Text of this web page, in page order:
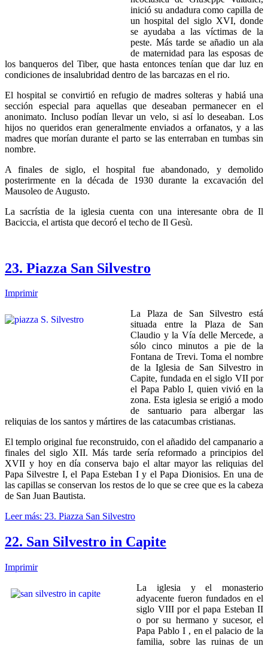
inició su andadura como capilla de
un hospital del siglo XVI, donde
se ayudaba a las víctimas de la
peste. Más tarde se añadio un ala
de maternidad para las esposas de
los banqueros del Tiber, que hasta entonces tenían que dar luz en
condiciones de insalubridad dentro de las barcazas en el rio.
El hospital se convirtió en refugio de madres solteras y habiá una
sección especial para aquellas que deseaban permanecer en el
anonimato. Incluso podían llevar un velo, si así lo deseaban. Los
hijos no queridos eran generalmente enviados a orfanatos, y a las
madres que morían durante el parto se las enterraban en tumbas sin
nombre.
A finales de siglo, el hospital fue abandonado, y demolido
posterirmente en la década de 1930 durante la excavación del
Mausoleo de Augusto.
La sacrístia de la iglesia cuenta con una interesante obra de Il
Baciccia, el artista que decoró el techo de Il Gesù.
23. Piazza San Silvestro
Imprimir
La Plaza de San Silvestro está
situada entre la Plaza de San
Claudio y la Vía delle Mercede, a
sólo cinco minutos a pie de la
Fontana de Trevi. Toma el nombre
de la Iglesia de San Silvestro in
Capite, fundada en el siglo VII por
el Papa Pablo I, quien vivió en la
zona. Esta iglesia se erigió a modo
de santuario para albergar las
reliquias de los santos y mártires de las catacumbas cristianas.
El templo original fue reconstruido, con el añadido del campanario a
finales del siglo XII. Más tarde sería reformado a principios del
XVII y hoy en día conserva bajo el altar mayor las reliquias del
Papa Silvestre I, el Papa Esteban I y el Papa Dionisios. En una de
las capillas se conservan los restos de lo que se cree que es la cabeza
de San Juan Bautista.
Leer más: 23. Piazza San Silvestro
22. San Silvestro in Capite
Imprimir
La iglesia y el monasterio
adyacente fueron fundados en el
siglo VIII por el papa Esteban II
o por su hermano y sucesor, el
Papa Pablo I , en el palacio de la
familia, sobre las ruinas de un